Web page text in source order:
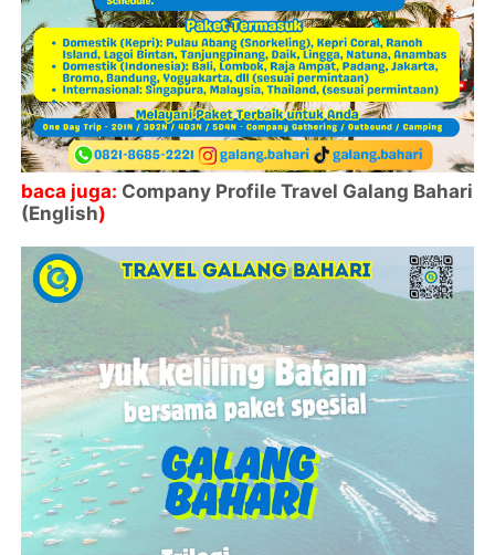
baca juga: Company Profile Travel Galang Bahari
(English)